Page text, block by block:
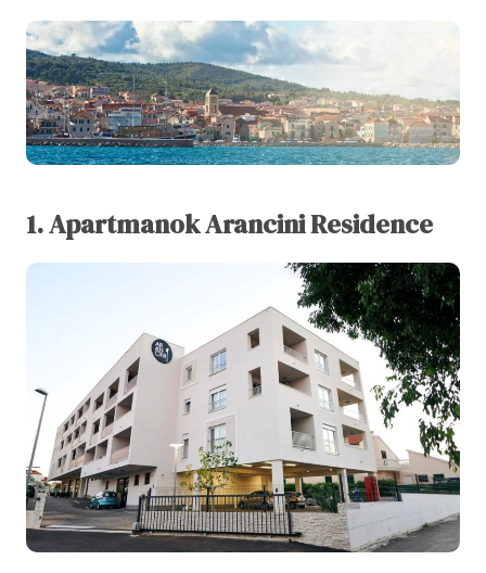
1.ApartmanokArancini Residence